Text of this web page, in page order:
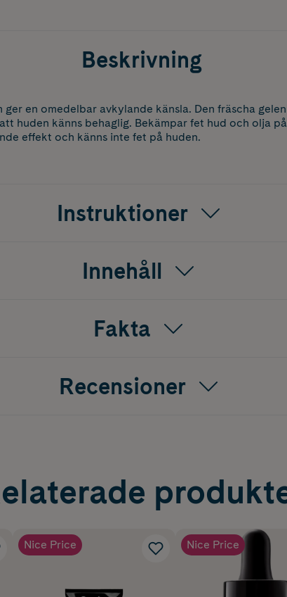
Beskrivning
ger en omedelbar avkylande känsla. Den fräscha
huden känns behaglig. Bekämpar fet hud och olja
effekt och känns inte fet på huden.
Instruktioner
Innehåll
Fakta
Recensioner
Nice Price Nice Price